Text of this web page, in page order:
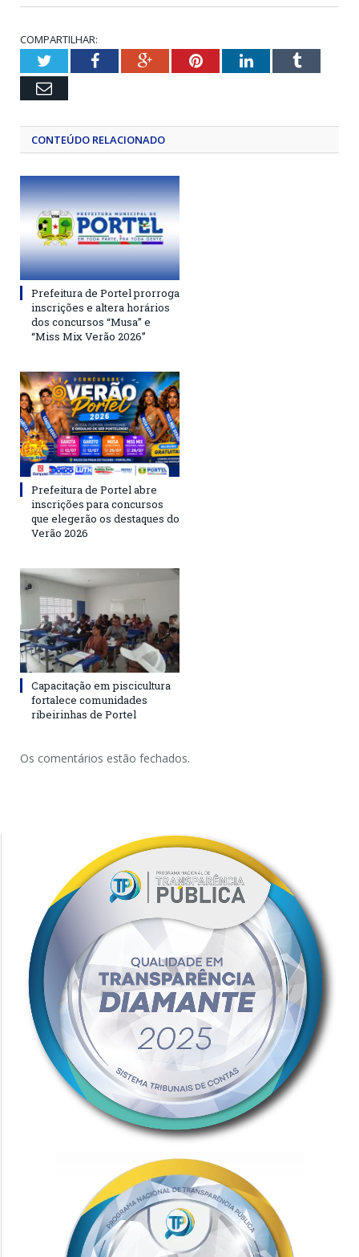
COMPARTILHAR:
TwitterFacebookGoogle+PinterestLinkedInTumblr
Email
CONTEÚDO RELACIONADO
Prefeitura de Portel prorroga
inscrições e altera horários
dos concursos “Musa” e
“Miss Mix Verão 2026”
Prefeitura de Portel abre
inscrições para concursos
que elegerão os destaques do
Verão 2026
Capacitação em piscicultura
fortalece comunidades
ribeirinhas de Portel
Os comentários estão fechados.